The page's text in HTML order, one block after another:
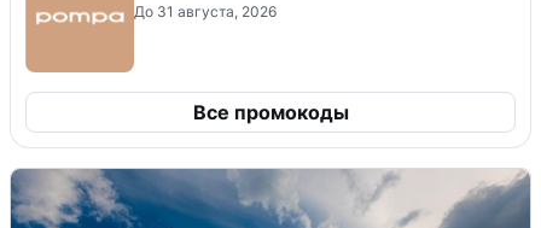
До 31 августа, 2026
Все промокоды